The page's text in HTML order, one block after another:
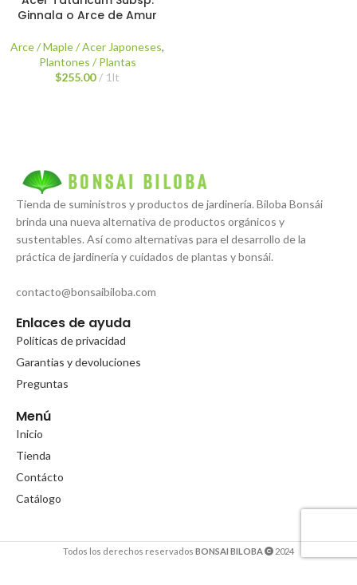
Ginnala o Arce de Amur
Arce / Maple / Acer Japoneses,
Plantones / Plantas
$255.00 1lt
Tienda de suministros y productos de jardinería. Biloba Bonsái
brinda una nueva alternativa de productos orgánicos y
sustentables. Así como alternativas para el desarrollo de la
práctica de jardinería y cuidados de plantas y bonsái.
contacto@bonsaibiloba.com
Enlaces de ayuda
Políticas de privacidad
Garantias y devoluciones
Preguntas
Menú
Inicio
Tienda
Contácto
Catálogo
Todos los derechos reservados BONSAI BILOBA 2024